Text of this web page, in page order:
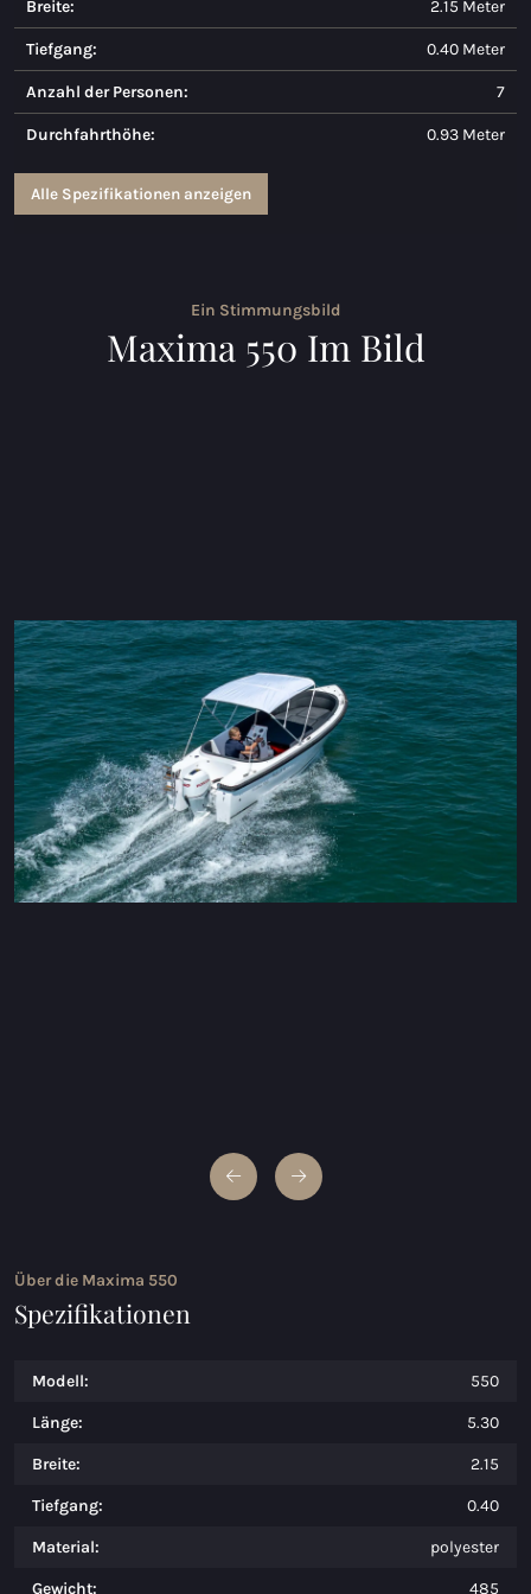
Maxima 730
Maxima 730I
Maxima 820 retro
Maxima 920 cabin
Alle Inland modelle
Maxima 630 Elektrisch
Maxima 720 retro Elektrisch
Maxima 820 retro Elektrisch
Maxima 650 Flying Lounge Elektrisch
Maxima 750 Flying Lounge Elektrisch
Breite: 2.15 Meter
Tiefgang: 0.40 Meter
Anzahl der Personen: 7
Durchfahrthöhe: 0.93 Meter
Alle Spezifikationen anzeigen
Ein Stimmungsbild
Maxima 550 Im Bild
Über die Maxima 550
Spezifikationen
Modell: 550
Länge: 5.30
Breite: 2.15
Tiefgang: 0.40
Material: polyester
Gewicht: 485